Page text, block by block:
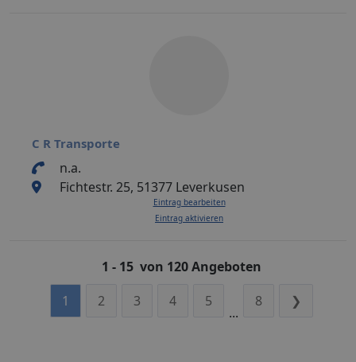
C R Transporte
n.a.
Fichtestr. 25, 51377 Leverkusen
Eintrag bearbeiten
Eintrag aktivieren
1 - 15 von 120 Angeboten
1
2 3 4 5
...
8 ❯